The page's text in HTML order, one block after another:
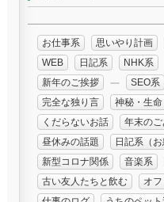
お仕事系 思いやり計画
WEB
日記系 NHK系
新年のご挨拶
SEO系
完全な独り言
神秘・生
くだらないお話
年末の
昼休みの話題
日記系（お
新型コロナ関係
音楽系
古い友人たちと飲む
オ